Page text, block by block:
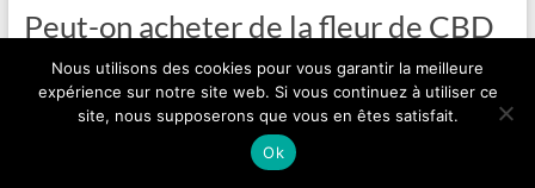
Peut-on acheter de la fleur de CBD
en pharmacie ?
Nous utilisons des cookies pour vous garantir la meilleure
expérience sur notre site web. Si vous continuez à utiliser ce
site, nous supposerons que vous en êtes satisfait.
Ok